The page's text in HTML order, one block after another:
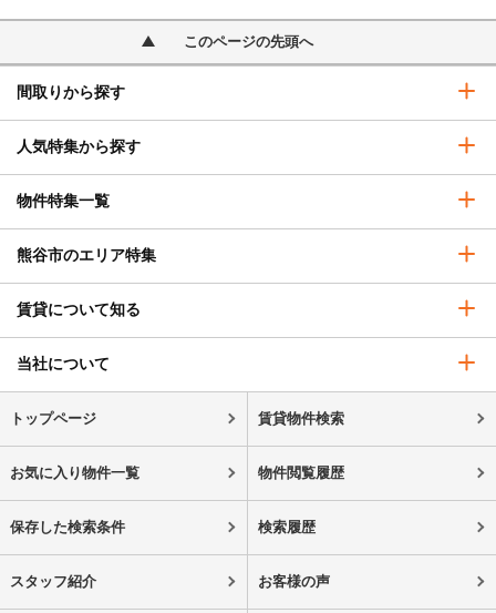
このページの先頭へ
間取りから探す
人気特集から探す
物件特集一覧
熊谷市のエリア特集
賃貸について知る
当社について
トップページ 賃貸物件検索
お気に入り物件一覧 物件閲覧履歴
保存した検索条件 検索履歴
スタッフ紹介 お客様の声